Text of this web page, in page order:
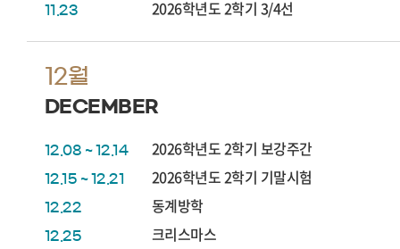
11.23 2026학년도 2학기 3/4선
12월
DECEMBER
12.08 ~ 12.14 2026학년도 2학기 보강주간
12.15 ~ 12.21 2026학년도 2학기 기말시험
12.22 동계방학
12.25 크리스마스